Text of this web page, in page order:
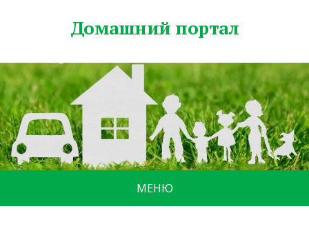
Домашний портал
МЕНЮ